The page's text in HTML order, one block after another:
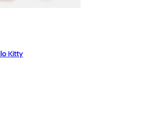
Kitty